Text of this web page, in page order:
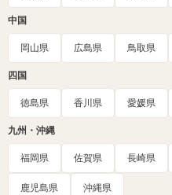
中国
岡山県 広島県 鳥取県
四国
徳島県 香川県 愛媛県
九州・沖縄
福岡県 佐賀県 長崎県
鹿児島県 沖縄県